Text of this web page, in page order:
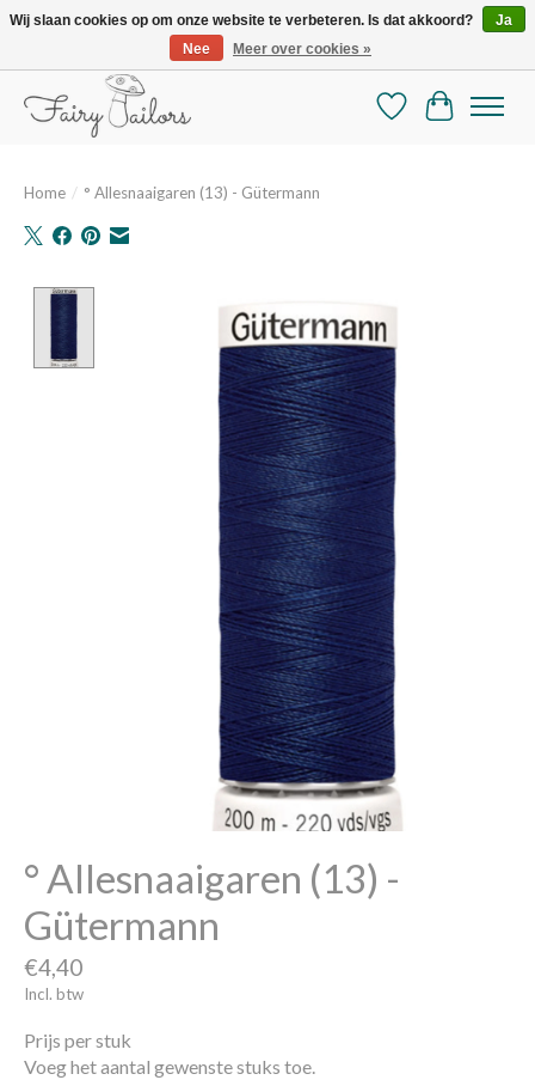
De mooiste online selectie stoffen en mercerie
Verlanglijst
Home / ° Allesnaaigaren (13) - Gütermann
° Allesnaaigaren (13) -
Gütermann
€4,40
Incl. btw
Prijs per stuk
Voeg het aantal gewenste stuks toe.
Wij slaan cookies op om onze website te verbeteren. Is dat akkoord?
Ja
Nee
Meer over cookies »